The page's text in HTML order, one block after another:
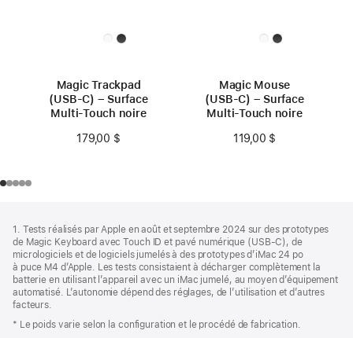
Magic Trackpad
(USB‑C) – Surface
Multi-Touch noire
179,00 $
Magic Mouse
(USB‑C) – Surface
Multi-Touch noire
119,00 $
de
page
de
bas
de
page
1. Tests réalisés par Apple en août et septembre 2024 sur des prototypes
de Magic Keyboard avec Touch ID et pavé numérique (USB-C), de
micrologiciels et de logiciels jumelés à des prototypes d’iMac 24 po
à puce M4 d’Apple. Les tests consistaient à décharger complètement la
batterie en utilisant l’appareil avec un iMac jumelé, au moyen d’équipement
automatisé. L’autonomie dépend des réglages, de l’utilisation et d’autres
facteurs.
* Le poids varie selon la configuration et le procédé de fabrication.